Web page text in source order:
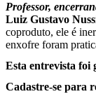
Professor,
Luiz Gustavo
coproduto, ele é
enxofre foram
Esta entrevista foi
Cadastre-se para